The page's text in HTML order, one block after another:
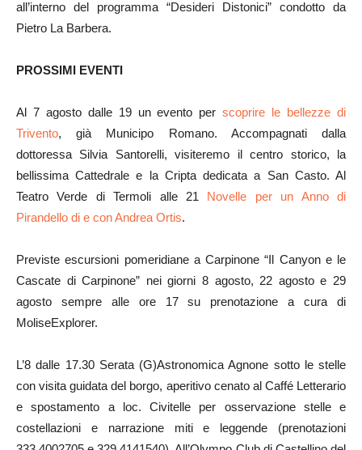
all’interno del programma “Desideri Distonici” condotto da
Pietro La Barbera.
PROSSIMI EVENTI
Al 7 agosto dalle 19 un evento perscoprire le bellezze di
Trivento, già Municipo Romano. Accompagnati dalla
dottoressa Silvia Santorelli, visiteremo il centro storico, la
bellissima Cattedrale e la Cripta dedicata a San Casto. Al
Teatro Verde di Termoli alle 21 Novelle per un Anno di
Pirandello di e con Andrea Ortis.
Previste escursioni pomeridiane a Carpinone “Il Canyon e le
Cascate di Carpinone” nei giorni 8 agosto, 22 agosto e 29
agosto sempre alle ore 17 su prenotazione a cura di
MoliseExplorer.
L’8 dalle 17.30 Serata (G)Astronomica Agnone sotto le stelle
con visita guidata del borgo, aperitivo cenato al Caffé Letterario
e spostamento a loc. Civitelle per osservazione stelle e
costellazioni e narrazione miti e leggende (prenotazioni